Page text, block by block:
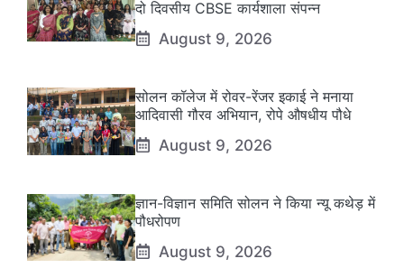
दो दिवसीय CBSE कार्यशाला संपन्न
August 9, 2026
सोलन कॉलेज में रोवर-रेंजर इकाई ने मनाया
आदिवासी गौरव अभियान, रोपे औषधीय पौधे
August 9, 2026
ज्ञान-विज्ञान समिति सोलन ने किया न्यू कथेड़ में
पौधरोपण
August 9, 2026